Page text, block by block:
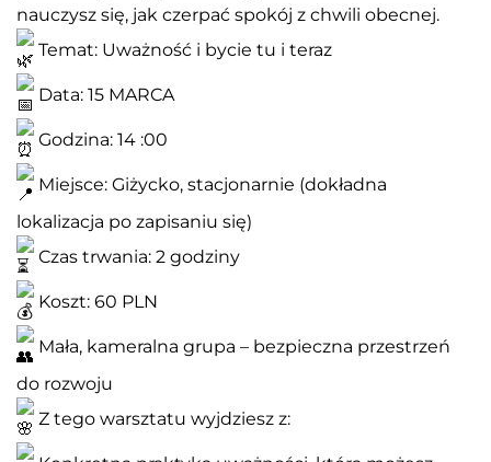
nauczysz się, jak czerpać spokój z chwili obecnej.
Temat: Uważność i bycie tu i teraz
Data: 15 MARCA
Godzina: 14 :00
Miejsce: Giżycko, stacjonarnie (dokładna
lokalizacja po zapisaniu się)
Czas trwania: 2 godziny
Koszt: 60 PLN
Mała, kameralna grupa – bezpieczna przestrzeń
do rozwoju
Z tego warsztatu wyjdziesz z: